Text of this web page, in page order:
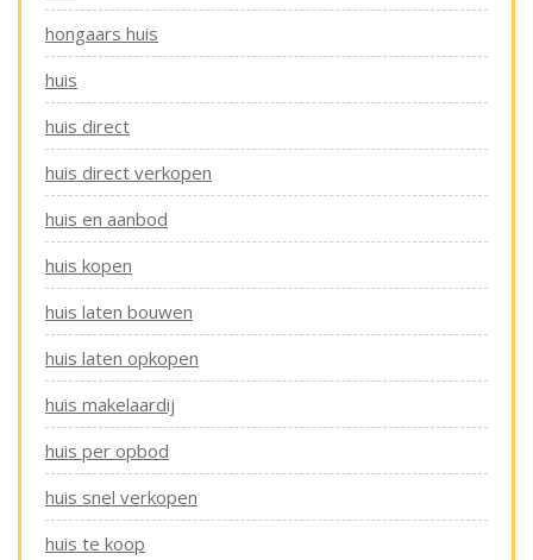
hongaars huis
huis
huis direct
huis direct verkopen
huis en aanbod
huis kopen
huis laten bouwen
huis laten opkopen
huis makelaardij
huis per opbod
huis snel verkopen
huis te koop